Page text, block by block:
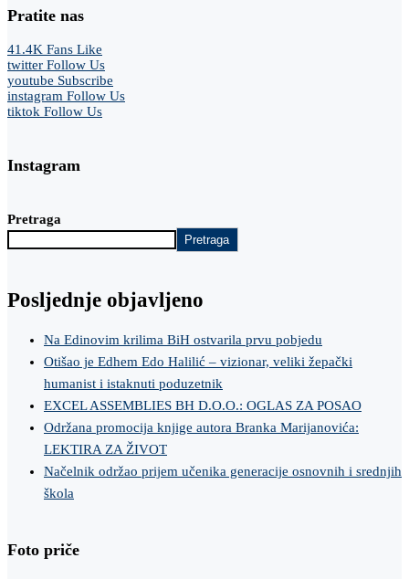
Pratite nas
41.4K Fans Like
twitter Follow Us
youtube Subscribe
instagram Follow Us
tiktok Follow Us
Instagram
Pretraga
Pretraga
Posljednje objavljeno
Na Edinovim krilima BiH ostvarila prvu pobjedu
Otišao je Edhem Edo Halilić – vizionar, veliki žepački
humanist i istaknuti poduzetnik
EXCEL ASSEMBLIES BH D.O.O.: OGLAS ZA POSAO
Održana promocija knjige autora Branka Marijanovića:
LEKTIRA ZA ŽIVOT
Načelnik održao prijem učenika generacije osnovnih i srednjih
škola
Foto priče